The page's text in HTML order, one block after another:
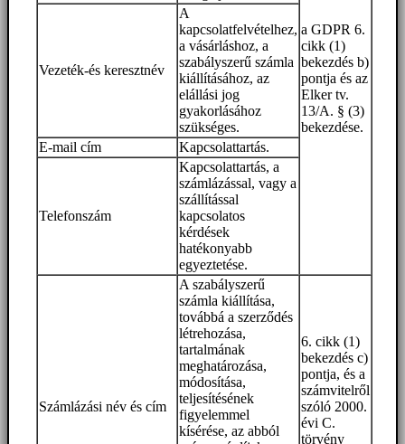
a GDPR 6.
cikk (1)
bekezdés b)
pontja és az
Elker tv.
13/A. § (3)
bekezdése.
Vezeték-és keresztnév
A
kapcsolatfelvételhez,
a vásárláshoz, a
szabályszerű számla
kiállításához, az
elállási jog
gyakorlásához
szükséges.
E-mail cím
Kapcsolattartás.
Telefonszám
Kapcsolattartás, a
számlázással, vagy a
szállítással
kapcsolatos
kérdések
hatékonyabb
egyeztetése.
Számlázási név és cím
A szabályszerű
számla kiállítása,
továbbá a szerződés
létrehozása,
tartalmának
meghatározása,
módosítása,
teljesítésének
figyelemmel
kísérése, az abból
6. cikk (1)
bekezdés c)
pontja, és a
számvitelről
szóló 2000.
évi C.
törvény